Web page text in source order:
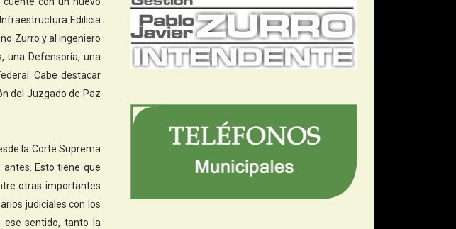
Edilicia
Zurro y al ingeniero
una Defensoría, una
Cabe destacar
del Juzgado de Paz
la Corte Suprema
Esto tiene que
otras importantes
judiciales con los
ese sentido, tanto la